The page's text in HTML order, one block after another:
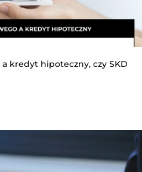
kredyt hipoteczny, czy SKD